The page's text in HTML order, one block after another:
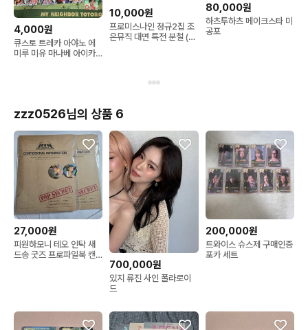
4,000원
큐스토 트레카 아야노 에
미루 미유 마나베 아이카
10,000원
프로미스나인 정규2집 조
은뮤직 대면 특전 분철 (미
80,000원
하츠투하츠 메이크스타 미
공포
zzz0526님의 상품 6
27,000원
피원하모니 테오 인탁 새
드송 굿즈 프로파일북 캔
700,000원
있지 류진 사인 폴라로이
드
200,000원
트와이스 슈스제 구매인증
포카 세트